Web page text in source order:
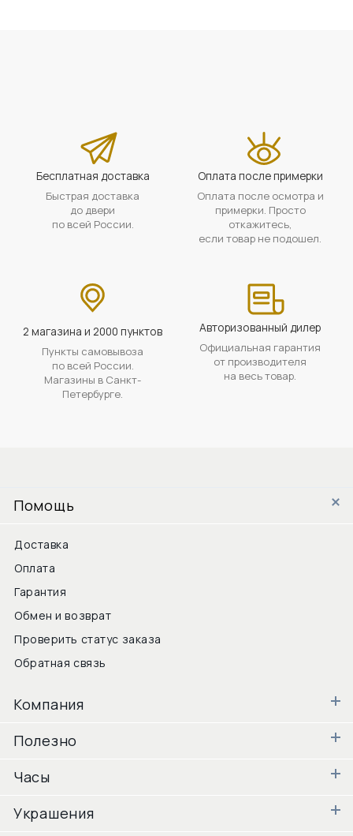
Бесплатная доставка
Быстрая доставка
до двери
по всей России.
Оплата после примерки
Оплата после осмотра и
примерки. Просто
откажитесь,
если товар не подошел.
2 магазина и 2000 пунктов
Пункты самовывоза
по всей России.
Магазины в Санкт-
Петербурге.
Авторизованный дилер
Официальная гарантия
от производителя
на весь товар.
Помощь
Доставка
Оплата
Гарантия
Обмен и возврат
Проверить статус заказа
Обратная связь
Компания
Полезно
Часы
Украшения